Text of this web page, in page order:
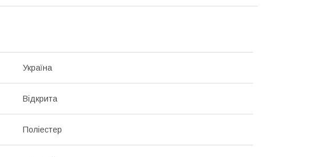
Україна
Відкрита
Поліестер